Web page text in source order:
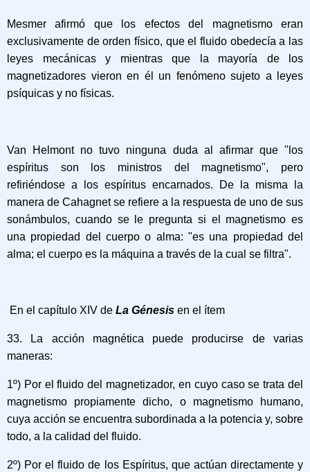
Mesmer afirmó que los efectos del magnetismo eran
exclusivamente de orden físico, que el fluido obedecía a las
leyes mecánicas y mientras que la mayoría de los
magnetizadores vieron en él un fenómeno sujeto a leyes
psíquicas y no físicas.
Van Helmont no tuvo ninguna duda al afirmar que "los
espíritus son los ministros del magnetismo", pero
refiriéndose a los espíritus encarnados. De la misma la
manera de Cahagnet se refiere a la respuesta de uno de sus
sonámbulos, cuando se le pregunta si el magnetismo es
una propiedad del cuerpo o alma: "es una propiedad del
alma; el cuerpo es la máquina a través de la cual se filtra".
En el capítulo XIV de La Génesis en el ítem
33. La acción magnética puede producirse de varias
maneras:
1º) Por el fluido del magnetizador, en cuyo caso se trata del
magnetismo propiamente dicho, o magnetismo humano,
cuya acción se encuentra subordinada a la potencia y, sobre
todo, a la calidad del fluido.
2º) Por el fluido de los Espíritus, que actúan directamente y